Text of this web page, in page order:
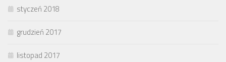
styczeń 2018
grudzień 2017
listopad 2017